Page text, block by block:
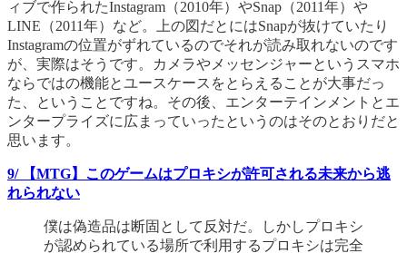
ィブで作られたInstagram（2010年）やSnap（2011年）や
LINE（2011年）など。上の図だとにはSnapが抜けていたり
Instagramの位置がずれているのでそれが読み取れないのです
が、実際はそうです。カメラやメッセンジャーというスマホ
ならではの機能とユースケースをとらえることが大事だっ
た、ということですね。その後、エンターテインメントとエ
ンタープライズに広まっていったというのはそのとおりだと
思います。
9/ 【MTG】このゲームはプロキシが許可される未来から逃
れられない
僕は偽造品は断固として反対だ。しかしプロキシ
が認められている場所で利用するプロキシは完全